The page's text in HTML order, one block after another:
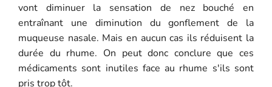
vont diminuer la sensation de nez bouché en
entraînant une diminution du gonflement de la
muqueuse nasale. Mais en aucun cas ils réduisent la
durée du rhume. On peut donc conclure que ces
médicaments sont inutiles face au rhume s'ils sont
pris trop tôt.